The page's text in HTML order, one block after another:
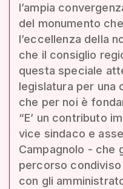
l’ampia
del monumento
l’eccellenza della
che il consiglio
questa speciale
legislatura per una
che per noi è
“E’ un contributo
vice sindaco e
Campagnolo - che
percorso condiviso
con gli